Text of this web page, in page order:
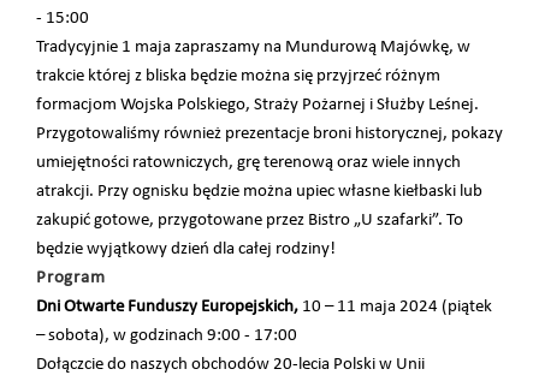
- 15:00
Tradycyjnie 1 maja zapraszamy na Mundurową Majówkę, w
trakcie której z bliska będzie można się przyjrzeć różnym
formacjom Wojska Polskiego, Straży Pożarnej i Służby Leśnej.
Przygotowaliśmy również prezentacje broni historycznej, pokazy
umiejętności ratowniczych, grę terenową oraz wiele innych
atrakcji. Przy ognisku będzie można upiec własne kiełbaski lub
zakupić gotowe, przygotowane przez Bistro „U szafarki”. To
będzie wyjątkowy dzień dla całej rodziny!
Program
Dni Otwarte Funduszy Europejskich, 10 – 11 maja 2024 (piątek
– sobota), w godzinach 9:00 - 17:00
Dołączcie do naszych obchodów 20-lecia Polski w Unii